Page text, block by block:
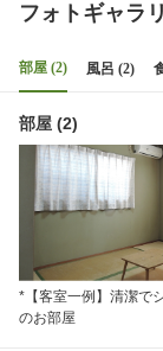
フォトギャラ
部屋 (2) 風呂 (2)
部屋 (2)
*【客室一例】清潔で
のお部屋